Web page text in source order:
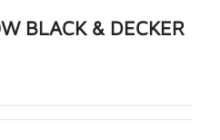
BLACK & DECKER